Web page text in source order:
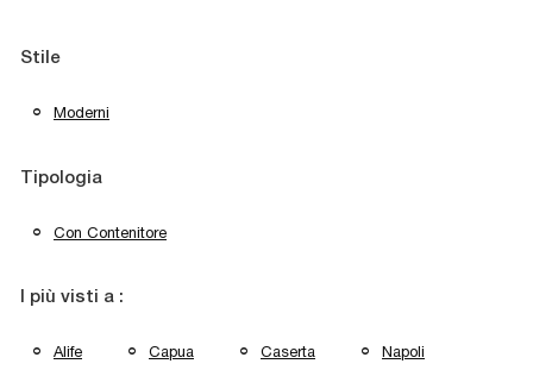
Stile
Moderni
Tipologia
Con Contenitore
I più visti a :
Alife Capua Caserta Napoli